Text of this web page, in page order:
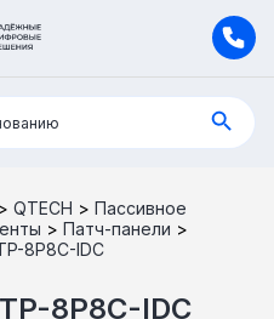
> QTECH > Пассивное
> Патч-панели >
8P8C-IDC
8P8C-IDC